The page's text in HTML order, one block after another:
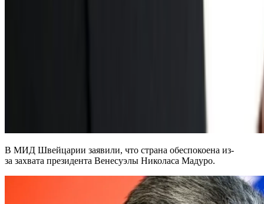
В МИД Швейцарии заявили, что страна обеспокоена из-
за захвата президента Венесуэлы Николаса Мадуро.